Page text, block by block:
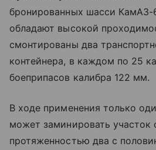
бронированных шасси
обладают высокой
смонтированы два
контейнера, в каждом по 25
боеприпасов калибра 122 мм.
В ходе применения только
может заминировать участок
протяженностью два с